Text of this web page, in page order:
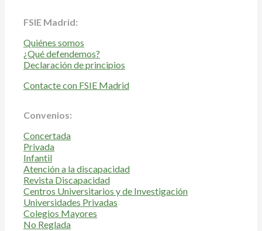
FSIE Madrid:
Quiénes somos
¿Qué defendemos?
Declaración de principios
Contacte con FSIE Madrid
Convenios:
Concertada
Privada
Infantil
Atención a la discapacidad
Revista Discapacidad
Centros Universitarios y de Investigación
Universidades Privadas
Colegios Mayores
No Reglada